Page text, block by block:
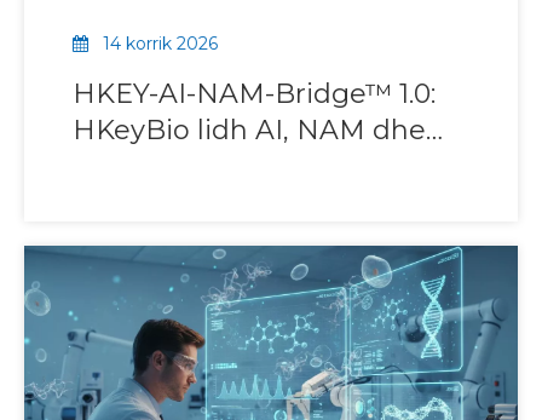
14 korrik 2026
HKEY-AI-NAM-Bridge™ 1.0:
HKeyBio lidh AI, NAM dhe